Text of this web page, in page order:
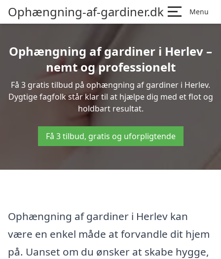
Ophængning-af-gardiner.dk Menu
Ophængning af gardiner i Herlev –
nemt og professionelt
Få 3 gratis tilbud på ophængning af gardiner i Herlev.
Dygtige fagfolk står klar til at hjælpe dig med et flot og
holdbart resultat.
Få 3 tilbud, gratis og uforpligtende
Ophængning af gardiner i Herlev kan
være en enkel måde at forvandle dit hjem
på. Uanset om du ønsker at skabe hygge,